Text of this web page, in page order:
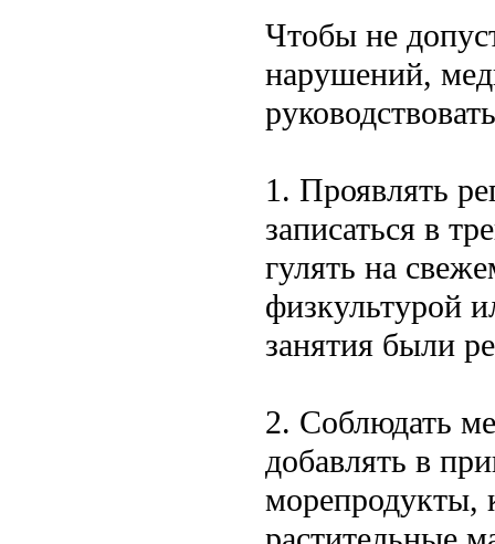
Чтобы не
нарушений,
1. Проявлять
записаться в
гулять на
физкультурой
занятия были
2. Соблюдать
добавлять в
морепродукты,